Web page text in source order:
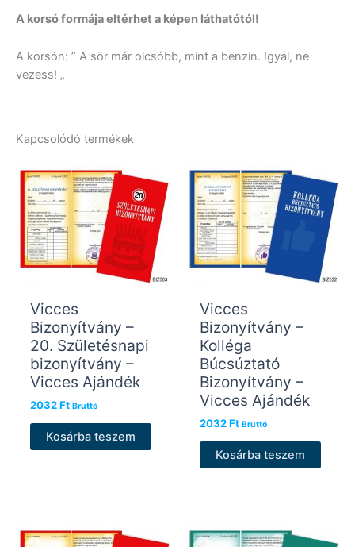
A korsó formája eltérhet a képen láthatótól!
A korsón: ” A sör már olcsóbb, mint a benzin. Igyál, ne
vezess! „
Kapcsolódó termékek
Vicces
Bizonyítvány –
20. Születésnapi
bizonyítvány –
Vicces Ajándék
2032Ft Bruttó
Kosárba teszem
Vicces
Bizonyítvány –
Kolléga
Búcsúztató
Bizonyítvány –
Vicces Ajándék
2032Ft Bruttó
Kosárba teszem